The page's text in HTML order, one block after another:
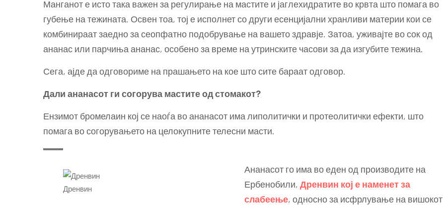
Манганот е исто така важен за регулирање на мастите и јаглехидратите во крвта што помага во
губење на тежината. Освен тоа, тој е исполнет со други есенцијални хранливи материи кои се
комбинираат заедно за сеопфатно подобрување на вашето здравје. Затоа, уживајте во сок од
ананас или парчиња ананас, особено за време на утринските часови за да изгубите тежина.
Сега, ајде да одговориме на прашањето на кое што сите бараат одговор.
Дали ананасот ги согорува мастите од стомакот?
Ензимот бромелаин кој се наоѓа во ананасот има липолитички и протеолитички ефекти, што
помага во согорувањето на целокупните телесни масти.
Дренвин
Ананасот го има во еден од производите на
Ербенобили, Дренвин кој е наменет за
слабеење, односно за исфрлување на вишокот